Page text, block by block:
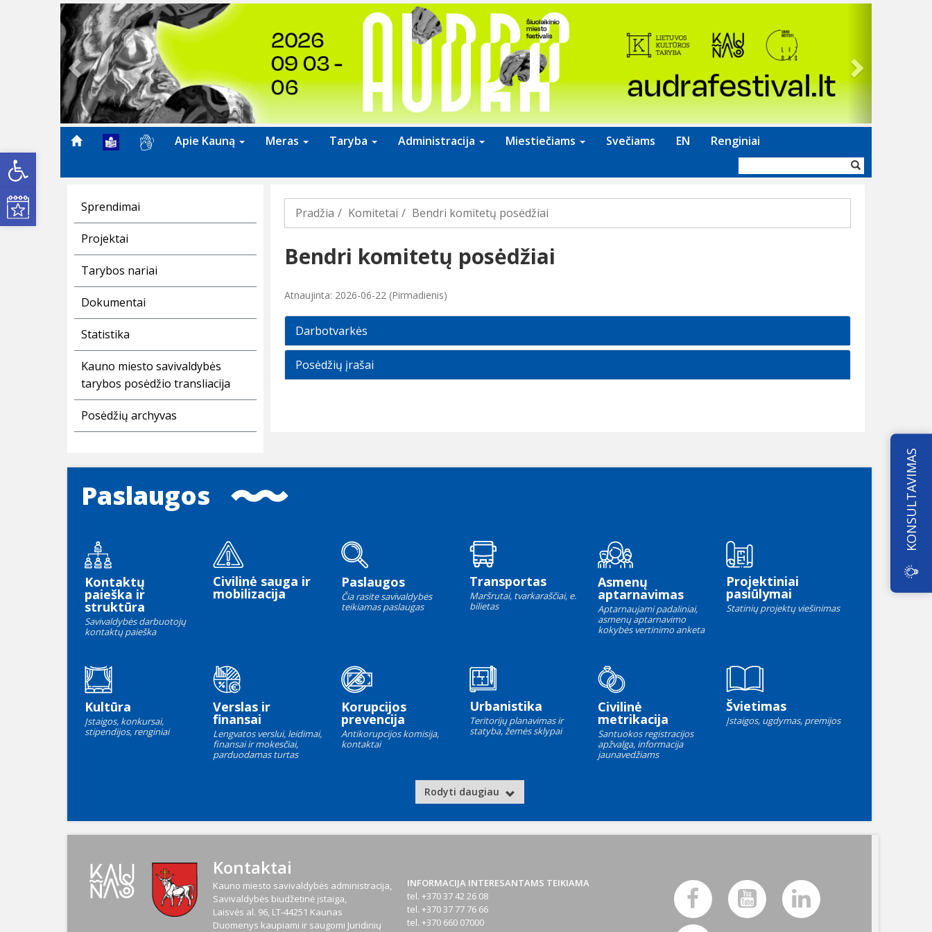
Open toolbar
Kultūros renginiai
Previous
Apie Kauną Meras Taryba Administracija Miestiečiams Svečiams EN Renginiai
forma
Sprendimai
Projektai
Tarybos nariai
Dokumentai
Statistika
Kauno miesto savivaldybės
tarybos posėdžio transliacija
Posėdžių archyvas
Pradžia Komitetai Bendri komitetų posėdžiai
Bendri komitetų posėdžiai
Atnaujinta: 2026-06-22 (Pirmadienis)
Darbotvarkės
Posėdžių įrašai
Paslaugos
Kontaktų
paieška ir
struktūra
Savivaldybės darbuotojų
kontaktų paieška
Civilinė sauga ir
mobilizacija
Paslaugos
Čia rasite savivaldybės
teikiamas paslaugas
Transportas
Maršrutai, tvarkaraščiai, e.
bilietas
Asmenų
aptarnavimas
Aptarnaujami padaliniai,
asmenų aptarnavimo
kokybės vertinimo anketa
Projektiniai
pasiūlymai
Statinių projektų viešinimas
Kultūra
Įstaigos, konkursai,
stipendijos, renginiai
Verslas ir
finansai
Lengvatos verslui, leidimai,
finansai ir mokesčiai,
parduodamas turtas
Korupcijos
prevencija
Antikorupcijos komisija,
kontaktai
Urbanistika
Teritorijų planavimas ir
statyba, žemės sklypai
Civilinė
metrikacija
Santuokos registracijos
apžvalga, informacija
jaunavedžiams
Švietimas
Įstaigos, ugdymas, premijos
Rodyti daugiau
Kontaktai
Kauno miesto savivaldybės administracija,
Savivaldybės biudžetinė įstaiga,
Laisvės al. 96, LT-44251 Kaunas
Duomenys kaupiami ir saugomi Juridinių
INFORMACIJA INTERESANTAMS TEIKIAMA
tel. +370 37 42 26 08
tel. +370 37 77 76 66
tel. +370 660 07000
KONSULTAVIMAS